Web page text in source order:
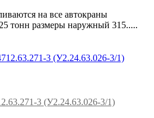
на все автокраны
тонн размеры наружный 315.....
3 (У2.24.63.026-3/1)